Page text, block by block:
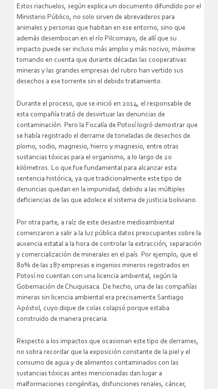
Estos riachuelos, según explica un documento difundido por el
Ministerio Público, no solo sirven de abrevaderos para
animales y personas que habitan en ese entorno, sino que
además desembocan en el río Pilcomayo, de allí que su
impacto puede ser incluso más amplio y más nocivo; máxime
tomando en cuenta que durante décadas las cooperativas
mineras y las grandes empresas del rubro han vertido sus
desechos a ese torrente sin el debido tratamiento.
Durante el proceso, que se inició en 2014, el responsable de
esta compañía trató de desvirtuar las denuncias de
contaminación. Pero la Fiscalía de Potosí logró demostrar que
se había registrado el derrame de toneladas de desechos de
plomo, sodio, magnesio, hierro y magnesio, entre otras
sustancias tóxicas para el organismo, a lo largo de 20
kilómetros. Lo que fue fundamental para alcanzar esta
sentencia histórica, ya que tradicionalmente este tipo de
denuncias quedan en la impunidad, debido a las múltiples
deficiencias de las que adolece el sistema de justicia boliviano.
Por otra parte, a raíz de este desastre medioambiental
comenzaron a salir a la luz pública datos preocupantes sobre la
ausencia estatal a la hora de controlar la extracción, separación
y comercialización de minerales en el país. Por ejemplo, que el
80% de las 187 empresas e ingenios mineros registrados en
Potosí no cuentan con una licencia ambiental, según la
Gobernación de Chuquisaca. De hecho, una de las compañías
mineras sin licencia ambiental era precisamente Santiago
Apóstol, cuyo dique de colas colapsó porque estaba
construido de manera precaria.
Respecto a los impactos que ocasionan este tipo de derrames,
no sobra recordar que la exposición constante de la piel y el
consumo de agua y de alimentos contaminados con las
sustancias tóxicas antes mencionadas dan lugar a
malformaciones congénitas, disfunciones renales, cáncer,